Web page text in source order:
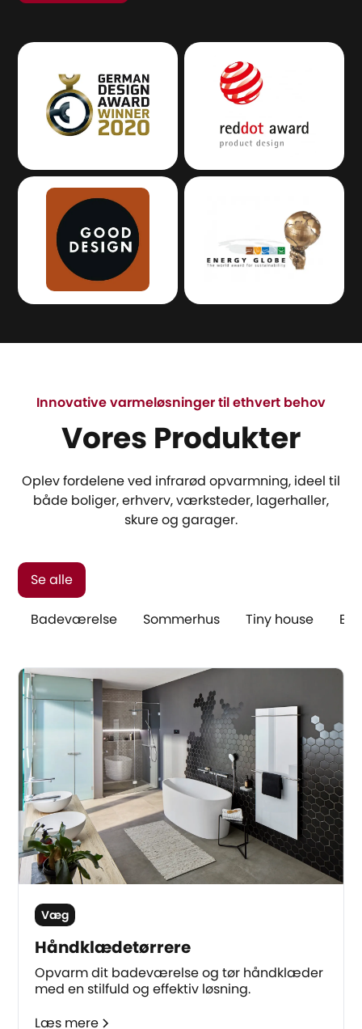
Innovative varmeløsninger til ethvert behov
Vores Produkter
Oplev fordelene ved infrarød opvarmning, ideel til
både boliger, erhverv, værksteder, lagerhaller,
skure og garager.
Se alle
Badeværelse Sommerhus Tiny house
Væg
Håndklædetørrere
Opvarm dit badeværelse og tør håndklæder
med en stilfuld og effektiv løsning.
Læs mere